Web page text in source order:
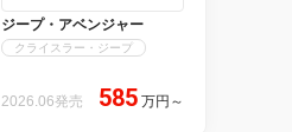
ジープ・アベンジャー
クライスラー・ジープ
2026.06発売 585 万円 ～